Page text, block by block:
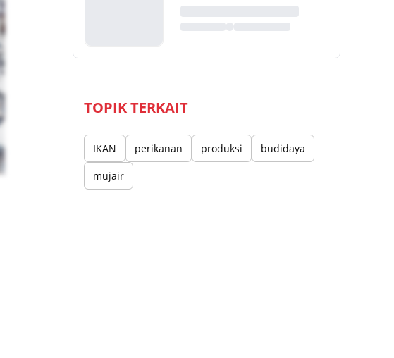
TOPIK TERKAIT
IKAN perikanan produksi budidaya
mujair